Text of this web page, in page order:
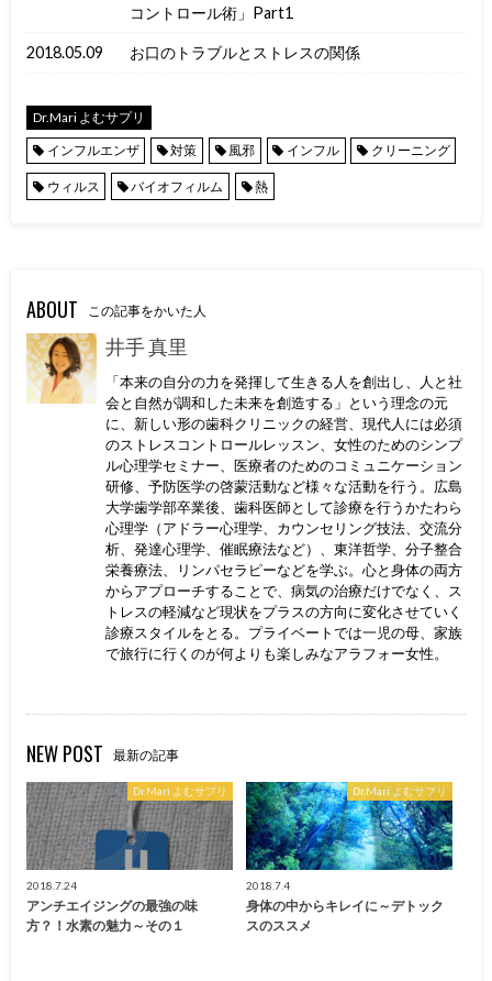
コントロール術」Part1
2018.05.09 お口のトラブルとストレスの関係
Dr.Mari よむサプリ
インフルエンザ
対策 風邪 インフル クリーニング
ウィルス バイオフィルム 熱
ABOUT この記事をかいた人
井手 真里
「本来の自分の力を発揮して生きる人を創出し、人と社
会と自然が調和した未来を創造する」という理念の元
に、新しい形の歯科クリニックの経営、現代人には必須
のストレスコントロールレッスン、女性のためのシンプ
ル心理学セミナー、医療者のためのコミュニケーション
研修、予防医学の啓蒙活動など様々な活動を行う。広島
大学歯学部卒業後、歯科医師として診療を行うかたわら
心理学（アドラー心理学、カウンセリング技法、交流分
析、発達心理学、催眠療法など）、東洋哲学、分子整合
栄養療法、リンパセラピーなどを学ぶ。心と身体の両方
からアプローチすることで、病気の治療だけでなく、ス
トレスの軽減など現状をプラスの方向に変化させていく
診療スタイルをとる。プライベートでは一児の母、家族
で旅行に行くのが何よりも楽しみなアラフォー女性。
NEW POST 最新の記事
Dr.Mari よむサプリ
2018.7.24
アンチエイジングの最強の味
方？！水素の魅力～その１
Dr.Mari よむサプリ
2018.7.4
身体の中からキレイに～デトック
スのススメ